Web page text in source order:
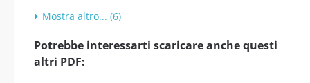
Mostra altro... (6)
Potrebbe interessarti scaricare anche questi
altri PDF: